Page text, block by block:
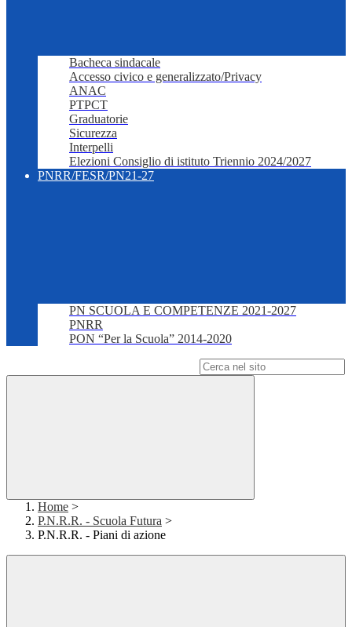
Bacheca sindacale
Accesso civico e generalizzato/Privacy
ANAC
PTPCT
Graduatorie
Sicurezza
Interpelli
Elezioni Consiglio di istituto Triennio 2024/2027
PNRR/FESR/PN21-27
PN SCUOLA E COMPETENZE 2021-2027
PNRR
PON “Per la Scuola” 2014-2020
Home >
P.N.R.R. - Scuola Futura >
P.N.R.R. - Piani di azione